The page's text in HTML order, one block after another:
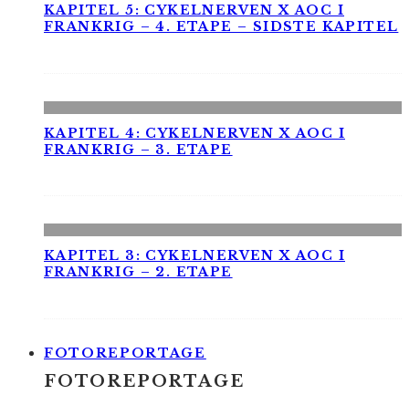
KAPITEL 5: CYKELNERVEN X AOC I
FRANKRIG – 4. ETAPE – SIDSTE KAPITEL
KAPITEL 4: CYKELNERVEN X AOC I
FRANKRIG – 3. ETAPE
KAPITEL 3: CYKELNERVEN X AOC I
FRANKRIG – 2. ETAPE
FOTOREPORTAGE
FOTOREPORTAGE